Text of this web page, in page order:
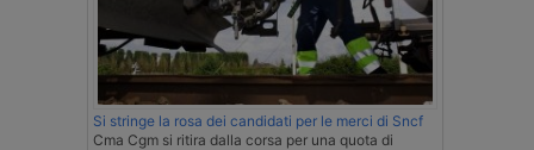
Si stringe la rosa dei candidati per le merci di Sncf
Cma Cgm si ritira dalla corsa per una quota di